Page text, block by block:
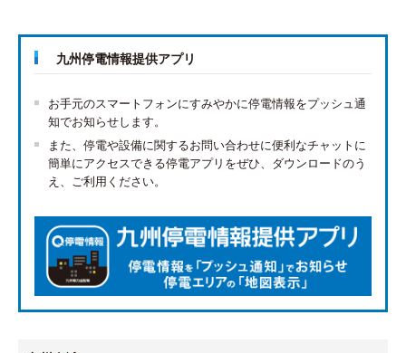
九州停電情報提供アプリ
お手元のスマートフォンにすみやかに停電情報をプッシュ通
知でお知らせします。
また、停電や設備に関するお問い合わせに便利なチャットに
簡単にアクセスできる停電アプリをぜひ、ダウンロードのう
え、ご利用ください。